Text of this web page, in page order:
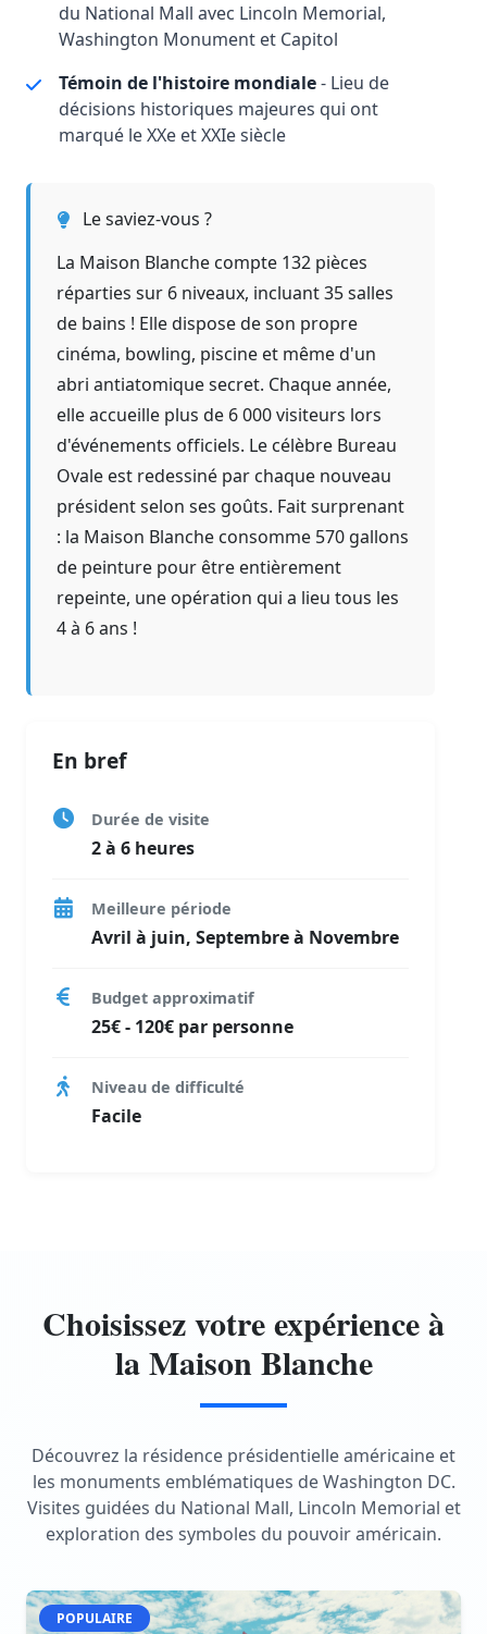
du National Mall avec Lincoln Memorial,
Washington Monument et Capitol
Témoin de l'histoire mondiale- Lieu de
décisions historiques majeures qui ont
marqué le XXe et XXIe siècle
Le saviez-vous ?
La Maison Blanche compte 132 pièces
réparties sur 6 niveaux, incluant 35 salles
de bains ! Elle dispose de son propre
cinéma, bowling, piscine et même d'un
abri antiatomique secret. Chaque année,
elle accueille plus de 6 000 visiteurs lors
d'événements officiels. Le célèbre Bureau
Ovale est redessiné par chaque nouveau
président selon ses goûts. Fait surprenant
: la Maison Blanche consomme 570 gallons
de peinture pour être entièrement
repeinte, une opération qui a lieu tous les
4 à 6 ans !
En bref
Durée de visite
2 à 6 heures
Meilleure période
Avril à juin, Septembre à Novembre
Budget approximatif
25€ - 120€ par personne
Niveau de difficulté
Facile
Choisissez votre expérience à
la Maison Blanche
Découvrez la résidence présidentielle américaine et
les monuments emblématiques de Washington DC.
Visites guidées du National Mall, Lincoln Memorial et
exploration des symboles du pouvoir américain.
POPULAIRE